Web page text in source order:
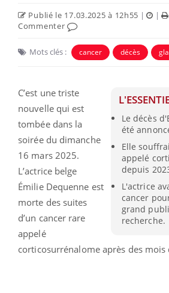
Publié le 17.03.2025 à 12h55 | |
Commenter
Mots clés : cancer décès
Le décès
été
Elle
appelé
depuis
L'actrice
cancer
grand
recherche.
C’est une triste
nouvelle qui est
tombée dans la
soirée du dimanche
16 mars 2025.
L’actrice belge
Émilie Dequenne est
morte des suites
d’un cancer rare
appelé
corticosurrénalome après des mois